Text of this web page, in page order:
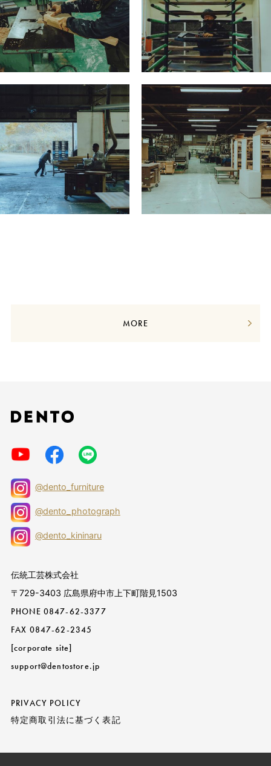
MORE
@dento_furniture
@dento_photograph
@dento_kininaru
伝統工芸株式会社
〒729-3403 広島県府中市上下町階見1503
PHONE 0847-62-3377
FAX 0847-62-2345
[corporate site]
support@dentostore.jp
PRIVACY POLICY
特定商取引法に基づく表記